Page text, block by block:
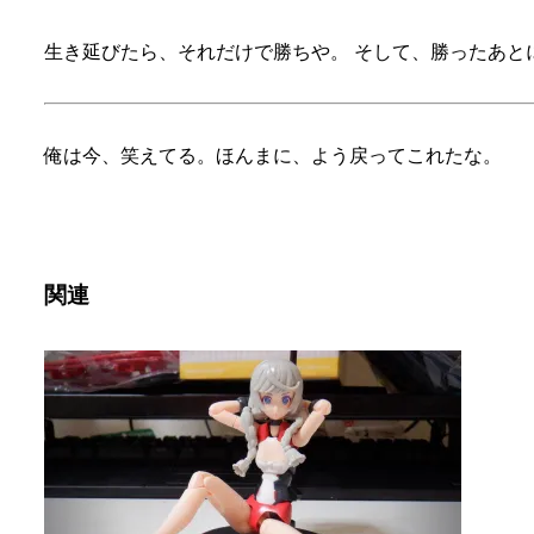
生き延びたら、それだけで勝ちや。 そして、勝ったあと
俺は今、笑えてる。ほんまに、よう戻ってこれたな。
関連